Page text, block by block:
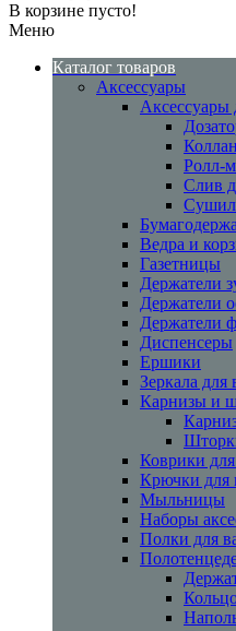
В корзине пусто!
Меню
Каталог товаров
Аксессуары
Аксессуары
Ролл-
Слив
Ведра и
Газетницы
Держатели
Держатели
Держатели
Диспенсеры
Ершики
Зеркала для
Карнизы и
Коврики
Крючки для
Мыльницы
Наборы
Полки для